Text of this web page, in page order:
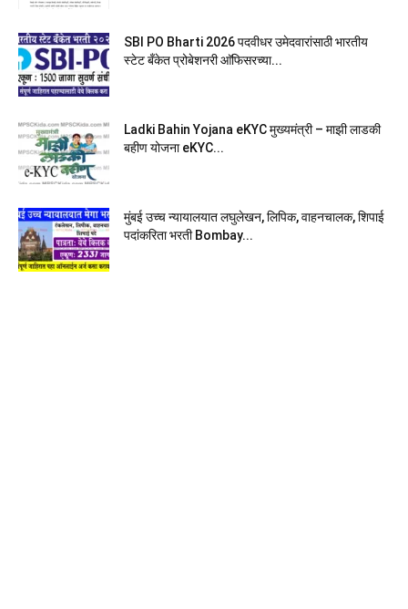
SBI PO Bharti 2026 पदवीधर उमेदवारांसाठी भारतीय
स्टेट बँकेत प्रोबेशनरी आ‍ॅफिसरच्या...
Ladki Bahin Yojana eKYC मुख्यमंत्री – माझी लाडकी
बहीण योजना eKYC...
मुंबई उच्च न्यायालयात लघुलेखन, लिपिक, वाहनचालक, शिपाई
पदांकरिता भरती Bombay...